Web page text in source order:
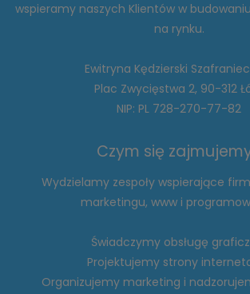
wspieramy naszych Klientów w
na rynku.
Ewitryna Kędzierski Szafraniec
Plac Zwycięstwa 2, 90-312
NIP: PL 728-270-77-82
Czym się
Wydzielamy zespoły wspierające
marketingu, www i
Świadczymy obsługę
Projektujemy strony
Organizujemy marketing i